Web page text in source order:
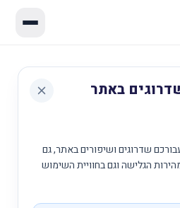
באתר
שדרוגים ושיפורים באתר, גם
הגלישה וגם בחוויית השימוש